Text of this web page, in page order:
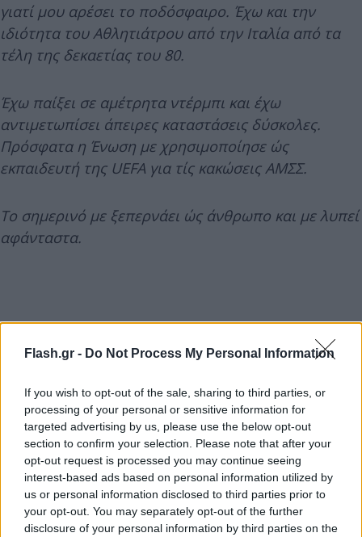
Flash.gr - Do Not Process My Personal Information
If you wish to opt-out of the sale, sharing to third parties, or
processing of your personal or sensitive information for
targeted advertising by us, please use the below opt-out
section to confirm your selection. Please note that after your
opt-out request is processed you may continue seeing
interest-based ads based on personal information utilized by
us or personal information disclosed to third parties prior to
your opt-out. You may separately opt-out of the further
disclosure of your personal information by third parties on the
γιατί μου αρέσει το ποδόσφαιρο. Έχω και την
ιδιότητα του Αθλητιάτρου από την Ιταλία από τα
τέλη της δεκαετίας του 80.
Έχω παίξει σε αμέτρητα ντέρμπι και έχω
αντιμετωπίσει άπειρες καταστάσεις δύσκολες.
Πρόσφατα η Ένωση με χρησιμοποίησε ώς
εκπαιδευτή της UEFA για τίς κακώσεις ΑΜΣΣ.
Το σημερινό με ξεπερνάει ώς άνθρωπο και με λυπεί
αφάνταστα.